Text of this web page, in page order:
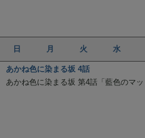
日 月 火 水
あかね色に染まる坂 4話
あかね色に染まる坂 第4話「藍色のマッ